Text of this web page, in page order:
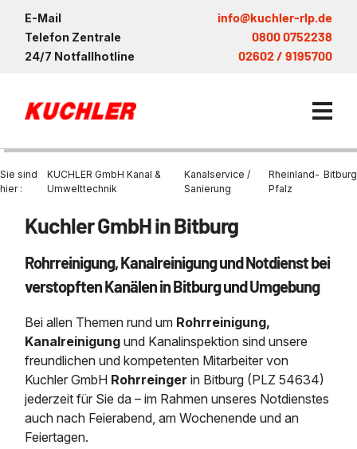
E-Mail info@kuchler-rlp.de
Telefon Zentrale 0800 0752238
24/7 Notfallhotline 02602 / 9195700
Kanalservice / Sanierung
Kanalsanierung
Großprofilsanierung
Kanalreinigung
Grubenentleerung
Wasserhaltung
Dükerreinigung
Saugfahrzeug
Saugwagen in der Nähe
Entsorgung
Entsorgung und
Bohrschlamm
Entleerung und Reinigung
Regenrückhaltebecken
Austausch von
Schießstandsanierung -
Abscheiderwartung & Entleerung
Entleerung Entsorgung
Wartung und Vollservice
Prüfung &
Sanierung von
Fettabscheider
Entsorgung
Saugbagger / Luftförderanlage
Be- und Entkiesen von
Entleerung von
Faultürmen per
Entleerung und
Saugbagger für Tiefbau
Saugbagger und Pumpen
KUCHLER Gruppe
Nachhaltigkeit & Umwelt
Referenzen
News & Aktuelles
Sie sind
hier :
KUCHLER GmbH Kanal &
Umwelttechnik
Kanalservice /
Sanierung
Rheinland-
Pfalz
Bitburg
Kuchler GmbH in Bitburg
Rohrreinigung, Kanalreinigung und Notdienst bei
verstopften Kanälen in Bitburg und Umgebung
Bei allen Themen rund um Rohrreinigung,
Kanalreinigung und Kanalinspektion sind unsere
freundlichen und kompetenten Mitarbeiter von
Kuchler GmbH Rohrreinger in Bitburg (PLZ 54634)
jederzeit für Sie da – im Rahmen unseres Notdienstes
auch nach Feierabend, am Wochenende und an
Feiertagen.